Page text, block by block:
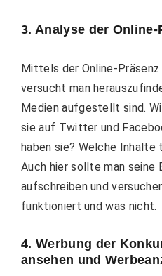
3. Analyse der Online-
Mittels der Online-
versucht man
Medien aufgestellt sind.
sie auf Twitter und
haben sie? Welche
Auch hier sollte man seine
aufschreiben und
funktioniert und was nicht.
4. Werbung der
ansehen und